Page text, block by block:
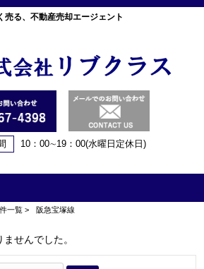
売る、不動産売却エージェント
10：00∼19：00(水曜日定休日)
一覧 > 阪急宝塚線
せんでした。